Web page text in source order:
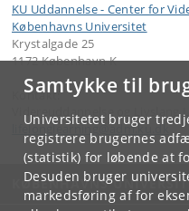
Samtykke til
Universitetet bruger
registrere brugernes
(statistik) for løbende at
Desuden bruger
markedsføring af for
KU Uddannelse - Center for
Københavns Universitet
Krystalgade 25
1172 København K
Kontakt:
Videreuddannelse og Livslang
lifelonglearning@adm.ku dk
KØBENHAVNS